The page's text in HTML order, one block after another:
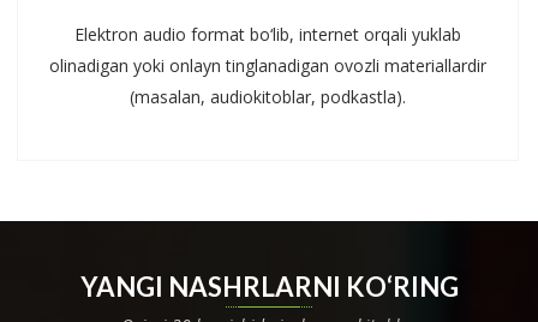
Elektron audio format bo‘lib, internet orqali yuklab
olinadigan yoki onlayn tinglanadigan ovozli materiallardir
(masalan, audiokitoblar, podkastla).
YANGI NASHRLARNI KO‘RING